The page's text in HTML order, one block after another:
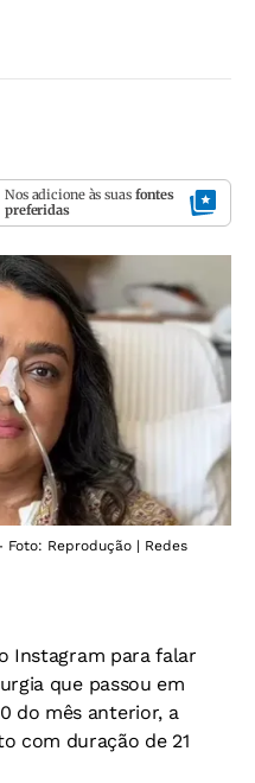
Nos adicione às suas fontes
preferidas
Reprodução | Redes
Instagram para falar
que passou em
do mês anterior, a
com duração de 21